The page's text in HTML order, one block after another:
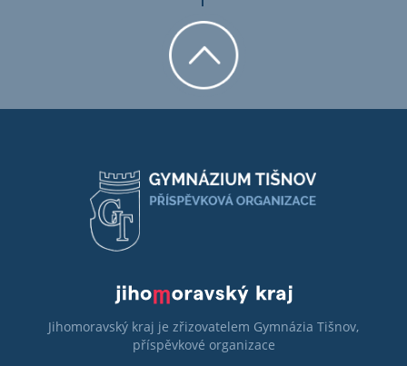
Jihomoravský kraj je zřizovatelem Gymnázia Tišnov,
příspěvkové organizace